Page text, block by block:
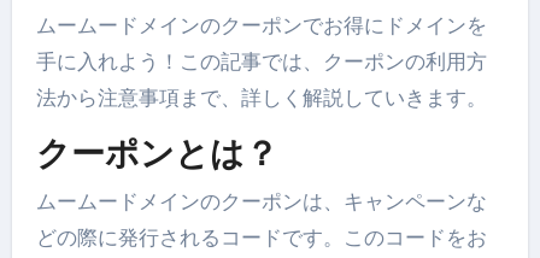
ムームードメインのクーポンでお得にドメインを
手に入れよう！この記事では、クーポンの利用方
法から注意事項まで、詳しく解説していきます。
クーポンとは？
ムームードメインのクーポンは、キャンペーンな
どの際に発行されるコードです。このコードをお